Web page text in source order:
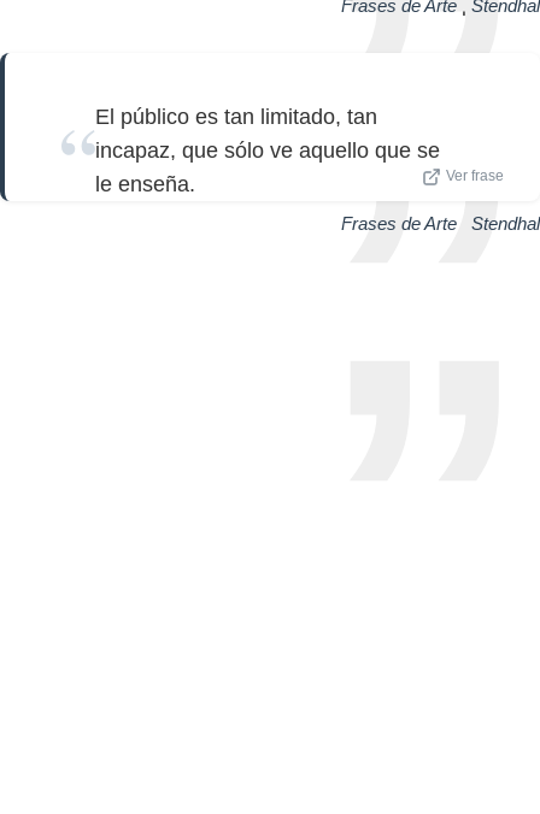
Frases de Arte Stendhal
El público es tan limitado, tan
incapaz, que sólo ve aquello que se
le enseña.
Ver frase
Frases de Arte Stendhal